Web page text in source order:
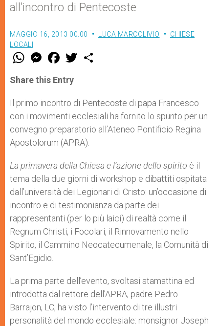
all’incontro di Pentecoste
MAGGIO 16, 2013 00:00 LUCA MARCOLIVIO
CHIESE
LOCALI
W
t
s
p
p
M
e
s
e
g
e
r
F
a
e
b
o
k
w
r
Share this Entry
Il primo incontro di Pentecoste di papa Francesco
con i movimenti ecclesiali ha fornito lo spunto per un
convegno preparatorio all’Ateneo Pontificio Regina
Apostolorum (APRA).
La primavera della Chiesa e l’azione dello spirito è il
tema della due giorni di workshop e dibattiti ospitata
dall’università dei Legionari di Cristo: un’occasione di
incontro e di testimonianza da parte dei
rappresentanti (per lo più laici) di realtà come il
Regnum Christi, i Focolari, il Rinnovamento nello
Spirito, il Cammino Neocatecumenale, la Comunità di
Sant’Egidio.
La prima parte dell’evento, svoltasi stamattina ed
introdotta dal rettore dell’APRA, padre Pedro
Barrajon, LC, ha visto l’intervento di tre illustri
personalità del mondo ecclesiale: monsignor Joseph